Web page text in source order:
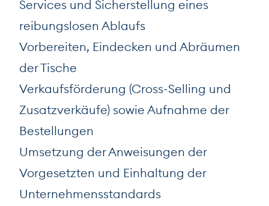
Services und Sicherstellung eines
reibungslosen Ablaufs
Vorbereiten, Eindecken und Abräumen
der Tische
Verkaufsförderung (Cross-Selling und
Zusatzverkäufe) sowie Aufnahme der
Bestellungen
Umsetzung der Anweisungen der
Vorgesetzten und Einhaltung der
Unternehmensstandards